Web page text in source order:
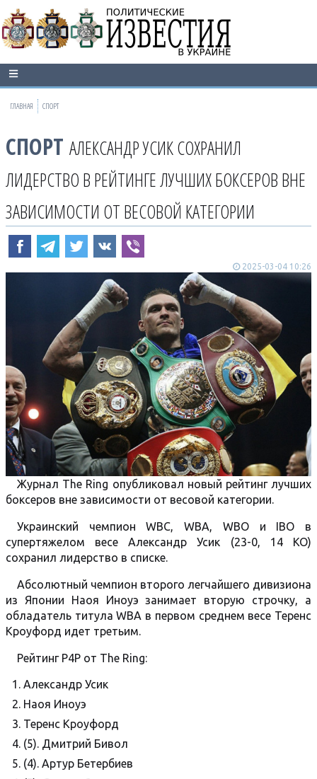
ГЛАВНАЯ СПОРТ
СПОРТ АЛЕКСАНДР УСИК СОХРАНИЛ
ЛИДЕРСТВО В РЕЙТИНГЕ ЛУЧШИХ БОКСЕРОВ ВНЕ
ЗАВИСИМОСТИ ОТ ВЕСОВОЙ КАТЕГОРИИ
2025-03-04 10:26
Журнал The Ring опубликовал новый рейтинг лучших
боксеров вне зависимости от весовой категории.
Украинский чемпион WBC, WBA, WBO и IBO в
супертяжелом весе Александр Усик (23-0, 14 КО)
сохранил лидерство в списке.
Абсолютный чемпион второго легчайшего дивизиона
из Японии Наоя Иноуэ занимает вторую строчку, а
обладатель титула WBA в первом среднем весе Теренс
Кроуфорд идет третьим.
Рейтинг P4P от The Ring:
Александр Усик
Наоя Иноуэ
Теренс Кроуфорд
(5). Дмитрий Бивол
(4). Артур Бетербиев